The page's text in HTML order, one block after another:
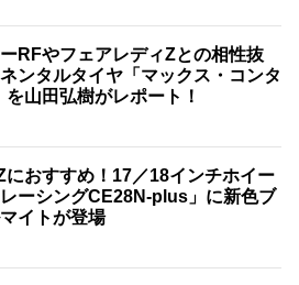
RFやフェアレディZとの相性抜
ンタルタイヤ「マックス・コンタ
を山田弘樹がレポート！
におすすめ！17／18インチホイー
ーシングCE28N-plus」に新色ブ
イトが登場